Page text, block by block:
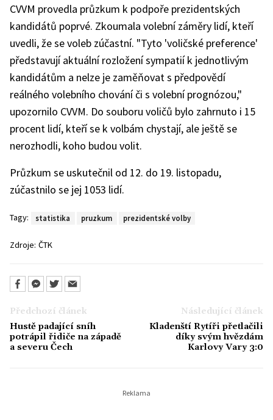
CVVM provedla průzkum k podpoře prezidentských
kandidátů poprvé. Zkoumala volební záměry lidí, kteří
uvedli, že se voleb zúčastní. "Tyto 'voličské preference'
představují aktuální rozložení sympatií k jednotlivým
kandidátům a nelze je zaměňovat s předpovědí
reálného volebního chování či s volební prognózou,"
upozornilo CVVM. Do souboru voličů bylo zahrnuto i 15
procent lidí, kteří se k volbám chystají, ale ještě se
nerozhodli, koho budou volit.
Průzkum se uskutečnil od 12. do 19. listopadu,
zúčastnilo se jej 1053 lidí.
Tagy: statistika pruzkum prezidentské volby
Zdroje: ČTK
Předchozí článek
Hustě padající sníh
potrápil řidiče na západě
a severu Čech
Následující článek
Kladenští Rytíři přetlačili
díky svým hvězdám
Karlovy Vary 3:0